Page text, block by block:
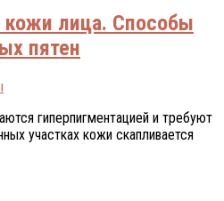
кожи лица. Способы
пятен
гиперпигментацией и требуют
участках кожи скапливается